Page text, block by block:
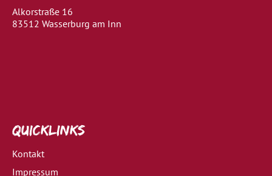
Alkorstraße 16
83512 Wasserburg am Inn
Quicklinks
Kontakt
Impressum